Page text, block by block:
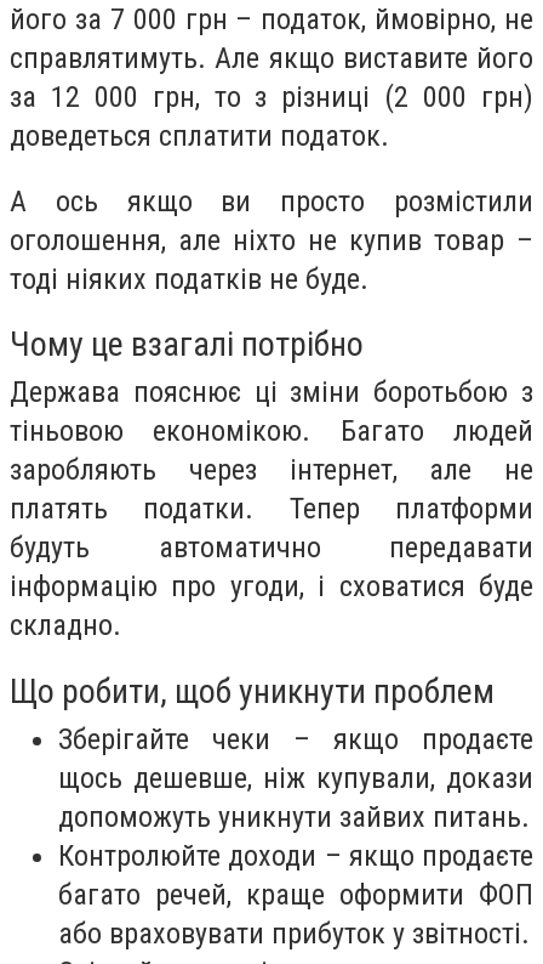
його за 7 000 грн – податок, ймовірно, не
справлятимуть. Але якщо виставите його
за 12 000 грн, то з різниці (2 000 грн)
доведеться сплатити податок.
А ось якщо ви просто розмістили
оголошення, але ніхто не купив товар –
тоді ніяких податків не буде.
Чому це взагалі потрібно
Держава пояснює ці зміни боротьбою з
тіньовою економікою. Багато людей
заробляють через інтернет, але не
платять податки. Тепер платформи
будуть автоматично передавати
інформацію про угоди, і сховатися буде
складно.
Що робити, щоб уникнути проблем
Зберігайте чеки – якщо продаєте
щось дешевше, ніж купували, докази
допоможуть уникнути зайвих питань.
Контролюйте доходи – якщо продаєте
багато речей, краще оформити ФОП
або враховувати прибуток у звітності.